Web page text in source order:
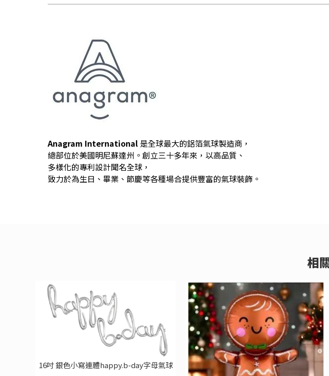
Anagram International 是全球最大的鋁箔氣球製造商，
總部位於美國明尼蘇達州。創立三十多年來，以高品質、
多樣化的專利設計聞名全球，
致力於為生日、畢業、節慶等各種場合提供豐富的氣球裝飾。
16吋 銀色小寫連體happy.b-day字母氣球